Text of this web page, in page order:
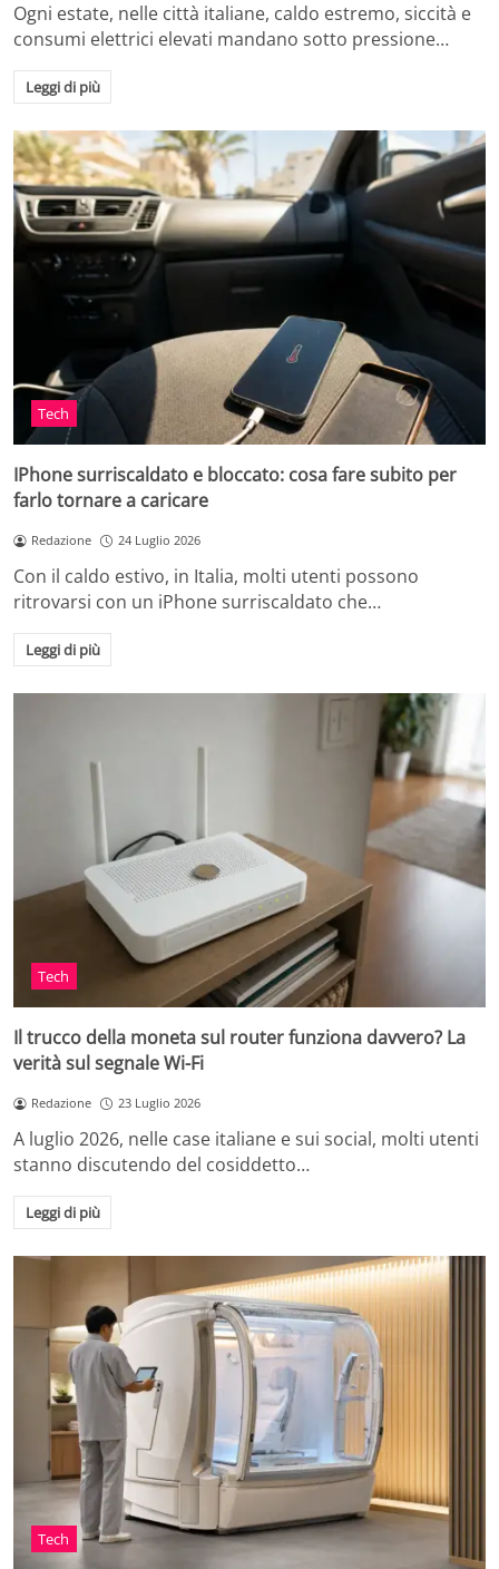
Ogni estate, nelle città italiane, caldo estremo, siccità e
consumi elettrici elevati mandano sotto pressione…
Leggi di più
Tech
IPhone surriscaldato e bloccato: cosa fare subito per
farlo tornare a caricare
Redazione 24 Luglio 2026
Con il caldo estivo, in Italia, molti utenti possono
ritrovarsi con un iPhone surriscaldato che…
Leggi di più
Tech
Il trucco della moneta sul router funziona davvero? La
verità sul segnale Wi-Fi
Redazione 23 Luglio 2026
A luglio 2026, nelle case italiane e sui social, molti utenti
stanno discutendo del cosiddetto…
Leggi di più
Tech